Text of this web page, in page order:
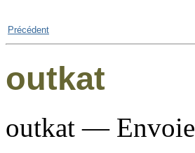
Précédent
outkat
outkat — Envoie